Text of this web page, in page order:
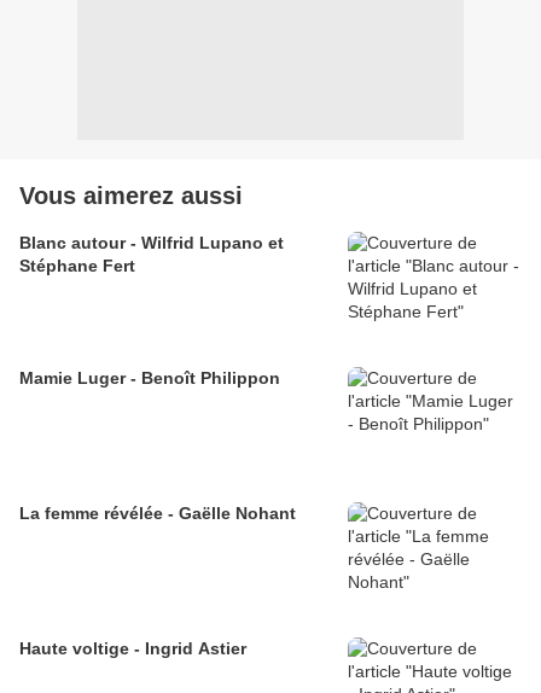
Vous aimerez aussi
Blanc autour - Wilfrid Lupano et
Stéphane Fert
Mamie Luger - Benoît Philippon
La femme révélée - Gaëlle Nohant
Haute voltige - Ingrid Astier